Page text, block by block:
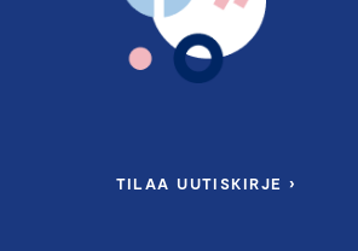
TILAA UUTISKIRJE ›